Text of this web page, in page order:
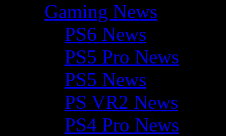
Gaming News
PS6 News
PS5 Pro News
PS5 News
PS VR2 News
PS4 Pro News